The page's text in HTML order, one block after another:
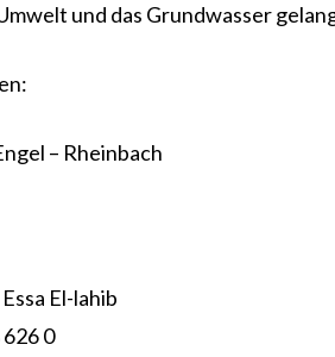
und das Grundwasser
– Rheinbach
El-lahib
0